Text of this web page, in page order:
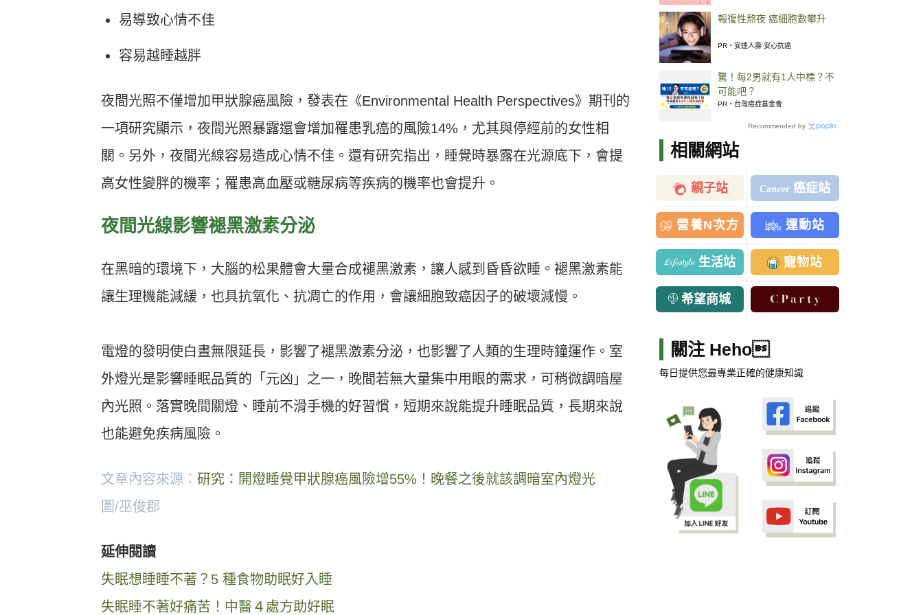
易導致心情不佳
容易越睡越胖
夜間光照不僅增加甲狀腺癌風險，發表在《Environmental Health Perspectives》期刊的
一項研究顯示，夜間光照暴露還會增加罹患乳癌的風險14%，尤其與停經前的女性相
關。另外，夜間光線容易造成心情不佳。還有研究指出，睡覺時暴露在光源底下，會提
高女性變胖的機率；罹患高血壓或糖尿病等疾病的機率也會提升。
夜間光線影響褪黑激素分泌
在黑暗的環境下，大腦的松果體會大量合成褪黑激素，讓人感到昏昏欲睡。褪黑激素能
讓生理機能減緩，也具抗氧化、抗凋亡的作用，會讓細胞致癌因子的破壞減慢。
電燈的發明使白晝無限延長，影響了褪黑激素分泌，也影響了人類的生理時鐘運作。室
外燈光是影響睡眠品質的「元凶」之一，晚間若無大量集中用眼的需求，可稍微調暗屋
內光照。落實晚間關燈、睡前不滑手機的好習慣，短期來說能提升睡眠品質，長期來說
也能避免疾病風險。
文章內容來源： 研究：開燈睡覺甲狀腺癌風險增55%！晚餐之後就該調暗室內燈光
圖/巫俊郡
延伸閱讀
失眠想睡睡不著？5 種食物助眠好入睡
失眠睡不著好痛苦！中醫４處方助好眠
報復性熬夜 癌細胞數攀升
PR・安達人壽 安心抗癌
驚！每2男就有1人中標？不
可能吧？
PR・台灣癌症基金會
Recommended by
相關網站
親子站 癌症站
營養N次方 運動站
生活站 寵物站
希望商城
關注 Heho
每日提供您最專業正確的健康知識